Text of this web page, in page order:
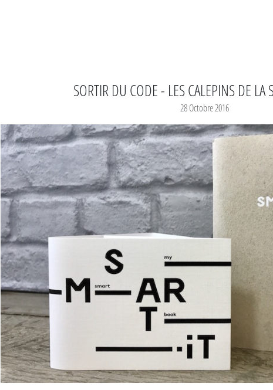
SORTIR DU CODE - LES CALEPINS DE LA
28 Octobre 2016